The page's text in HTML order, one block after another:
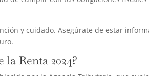
y cuidado. Asegúrate de estar
Renta 2024?